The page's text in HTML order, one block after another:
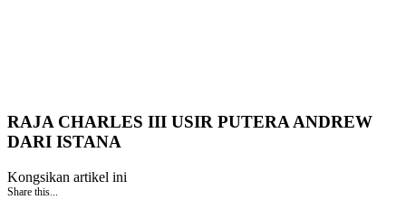
RAJA CHARLES III USIR PUTERA ANDREW
DARI ISTANA
Kongsikan artikel ini
Share this...